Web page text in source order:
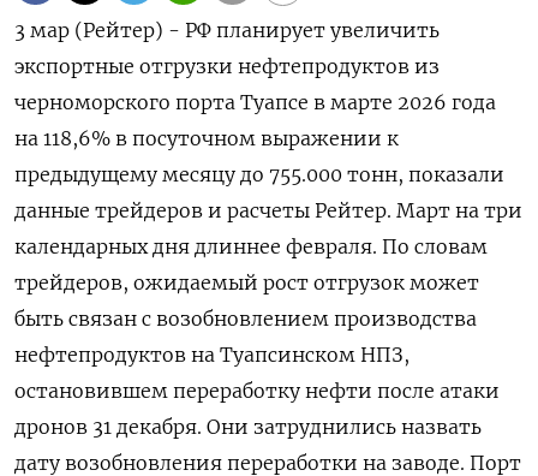
3 мар (Рейтер) - РФ планирует увеличить
экспортные отгрузки нефтепродуктов из
черноморского порта Туапсе в ‌марте 2026 года
на 118,6% в посуточном выражении к
предыдущему месяцу до ​755.000 тонн, ​показали ​
данные трейдеров и ⁠расчеты Рейтер. Март на ‌три
календарных дня длиннее ‌февраля. По словам
трейдеров, ожидаемый рост отгрузок может ​
быть связан с возобновлением ‌производства
нефтепродуктов на Туапсинском НПЗ, ​
остановившем переработку нефти после атаки
дронов ‌31 декабря. Они затруднились назвать
дату возобновления переработки на заводе. Порт